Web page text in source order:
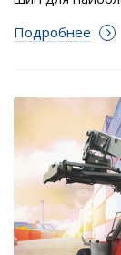
Подробнее